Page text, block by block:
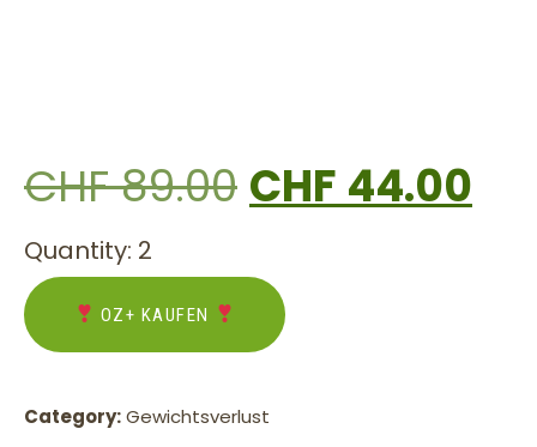
CHF89.00CHF44.00
Quantity: 2
OZ+ KAUFEN
Category:Gewichtsverlust